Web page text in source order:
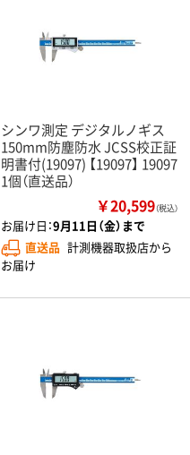
シンワ測定 デジタルノギス
150mm防塵防水 JCSS校正証
明書付(19097) 【19097】 19097
1個（直送品）
￥20,599（税込）
お届け日：9月11日（金）まで
直送品 計測機器取扱店から
お届け